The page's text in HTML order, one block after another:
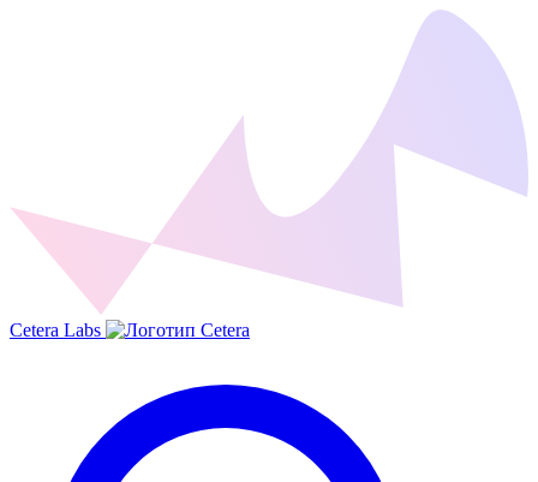
Cetera Labs